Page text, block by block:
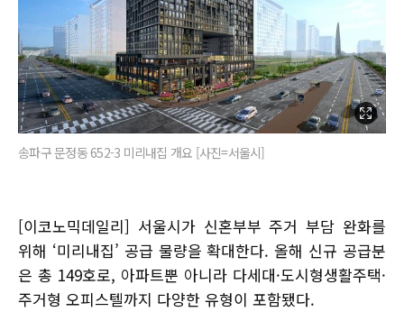
송파구 문정동 652-3 미리내집 개요 [사진=서울시]
[이코노믹데일리] 서울시가 신혼부부 주거 부담 완화를
위해 ‘미리내집’ 공급 물량을 확대한다. 올해 신규 공급분
은 총 149호로, 아파트뿐 아니라 다세대·도시형생활주택·
주거형 오피스텔까지 다양한 유형이 포함됐다.